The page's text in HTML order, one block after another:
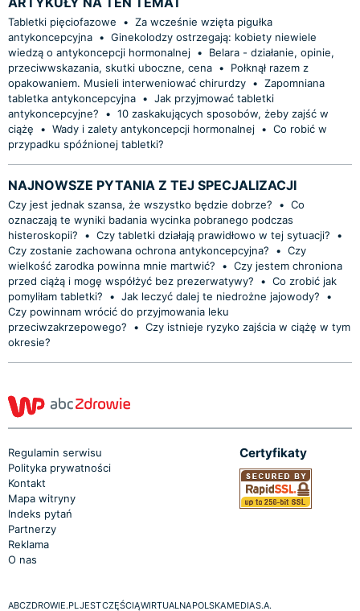
Tabletki pięciofazowe • Za wcześnie wzięta pigułka
antykoncepcyjna • Ginekolodzy ostrzegają: kobiety niewiele
wiedzą o antykoncepcji hormonalnej •
Belara - działanie, opinie,
przeciwwskazania, skutki uboczne, cena •
Połknął razem z
opakowaniem. Musieli interweniować chirurdzy • Zapomniana
tabletka antykoncepcyjna • Jak przyjmować tabletki
antykoncepcyjne?
• 10 zaskakujących sposobów, żeby zajść w
ciążę
• Wady i zalety antykoncepcji hormonalnej • Co robić w
przypadku spóźnionej tabletki?
NAJNOWSZE PYTANIA Z TEJ SPECJALIZACJI
Czy jest jednak szansa, że wszystko będzie dobrze? • Co
oznaczają te wyniki badania wycinka pobranego podczas
histeroskopii?
• Czy tabletki działają prawidłowo w tej sytuacji?
•
Czy zostanie zachowana ochrona antykoncepcyjna?
• Czy
wielkość zarodka powinna mnie martwić?
• Czy jestem chroniona
przed ciążą i mogę współżyć bez prezerwatywy?
• Co zrobić jak
pomyliłam tabletki?
• Jak leczyć dalej te niedrożne jajowody?
•
Czy powinnam wrócić do przyjmowania leku
przeciwzakrzepowego?
• Czy istnieje ryzyko zajścia w ciążę w tym
okresie?
Regulamin serwisu
Polityka prywatności
Kontakt
Mapa witryny
Indeks pytań
Partnerzy
Reklama
O nas
Certyfikaty
ABCZDROWIE.PL JEST CZĘŚCIĄ WIRTUALNA POLSKA MEDIA S.A.